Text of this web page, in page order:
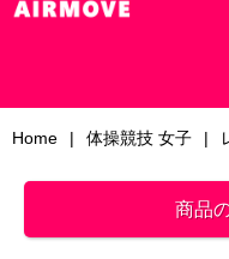
Home 体操競技 女子
商品